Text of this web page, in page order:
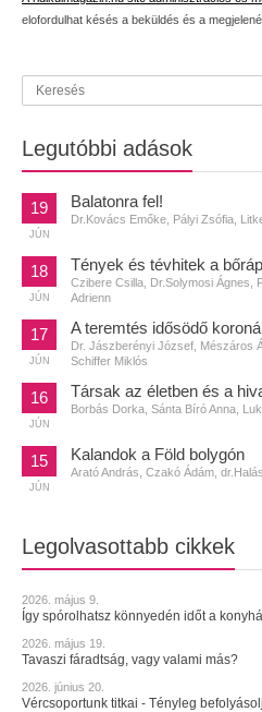
elofordulhat késés a beküldés és a
Legutóbbi adások
19
JÚN
Balatonra fel!
Dr.Kovács Emőke, Pályi Zsófia,
18
JÚN
Tények és tévhitek a
Czibere Csilla, Dr.Solymosi Ágnes,
Adrienn
17
JÚN
A teremtés idősödő
Dr. Jászberényi József, Mészáros
Schiffer Miklós
16
JÚN
Társak az életben és a
Borbás Dorka, Sánta Bíró Anna,
15
JÚN
Kalandok a Föld bolygón
Arató András, Czakó Ádám,
Legolvasottabb cikkek
2026. május 9.
Így spórolhatsz könnyedén időt a
2026. május 19.
Tavaszi fáradtság, vagy valami más?
2026. június 20.
Vércsoportunk titkai - Tényleg